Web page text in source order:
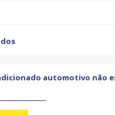
automotivo não